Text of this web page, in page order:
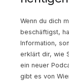
Wenn du dich
beschäftigst,
Information,
erklärt dir, wie
ein neuer
gibt es von